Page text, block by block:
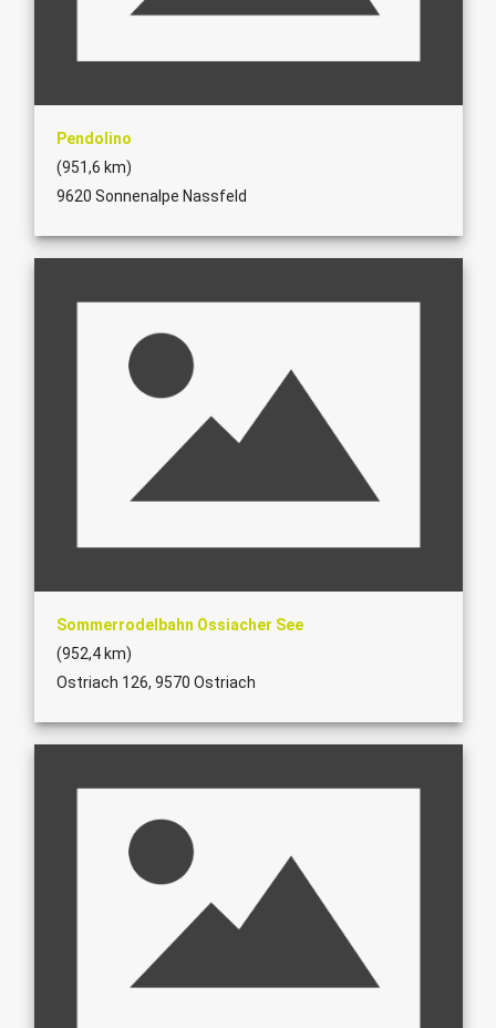
Pendolino
(951,6 km)
9620 Sonnenalpe Nassfeld
Sommerrodelbahn Ossiacher See
(952,4 km)
Ostriach 126, 9570 Ostriach